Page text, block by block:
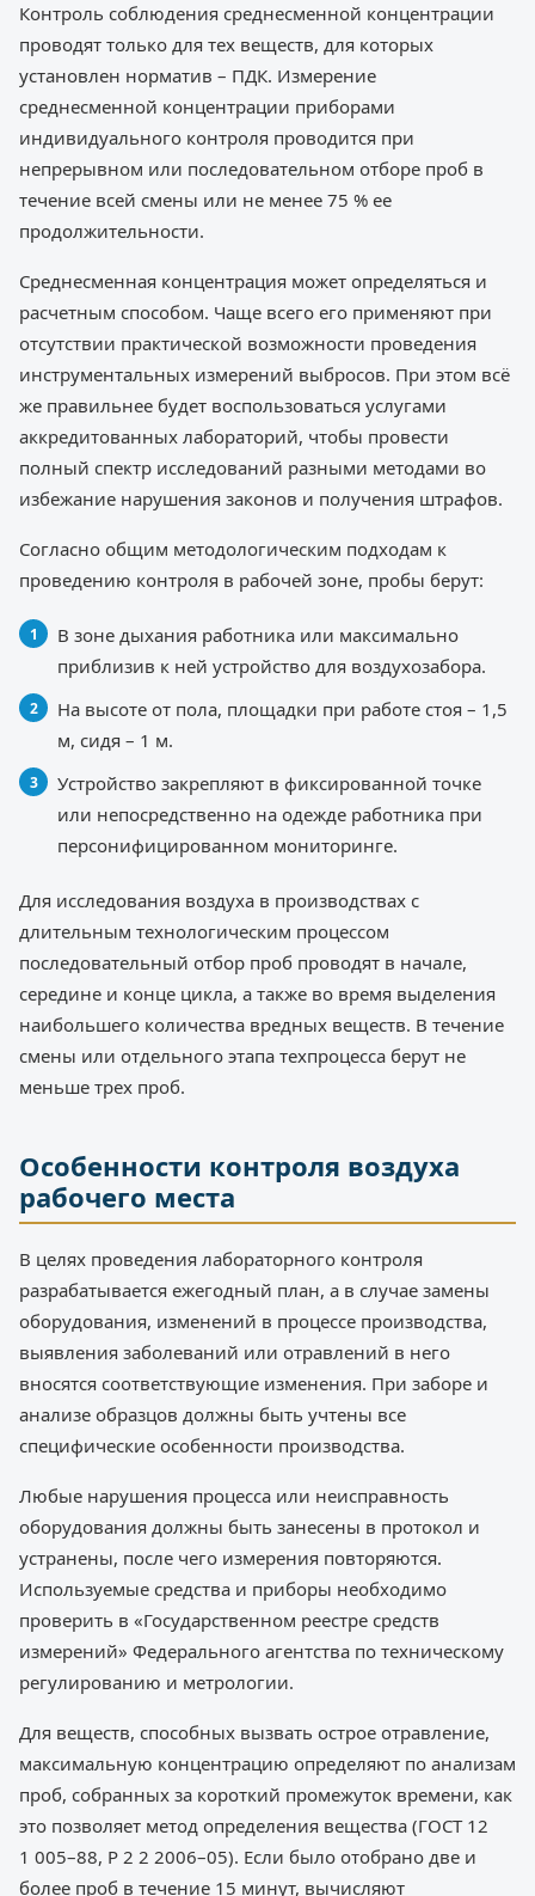
Контроль соблюдения среднесменной концентрации
проводят только для тех веществ, для которых
установлен норматив – ПДК. Измерение
среднесменной концентрации приборами
индивидуального контроля проводится при
непрерывном или последовательном отборе проб в
течение всей смены или не менее 75 % ее
продолжительности.
Среднесменная концентрация может определяться и
расчетным способом. Чаще всего его применяют при
отсутствии практической возможности проведения
инструментальных измерений выбросов. При этом всё
же правильнее будет воспользоваться услугами
аккредитованных лабораторий, чтобы провести
полный спектр исследований разными методами во
избежание нарушения законов и получения штрафов.
Согласно общим методологическим подходам к
проведению контроля в рабочей зоне, пробы берут:
В зоне дыхания работника или максимально
приблизив к ней устройство для воздухозабора.
На высоте от пола, площадки при работе стоя – 1,5
м, сидя – 1 м.
Устройство закрепляют в фиксированной точке
или непосредственно на одежде работника при
персонифицированном мониторинге.
Для исследования воздуха в производствах с
длительным технологическим процессом
последовательный отбор проб проводят в начале,
середине и конце цикла, а также во время выделения
наибольшего количества вредных веществ. В течение
смены или отдельного этапа техпроцесса берут не
меньше трех проб.
Особенности контроля воздуха
рабочего места
В целях проведения лабораторного контроля
разрабатывается ежегодный план, а в случае замены
оборудования, изменений в процессе производства,
выявления заболеваний или отравлений в него
вносятся соответствующие изменения. При заборе и
анализе образцов должны быть учтены все
специфические особенности производства.
Любые нарушения процесса или неисправность
оборудования должны быть занесены в протокол и
устранены, после чего измерения повторяются.
Используемые средства и приборы необходимо
проверить в «Государственном реестре средств
измерений» Федерального агентства по техническому
регулированию и метрологии.
Для веществ, способных вызвать острое отравление,
максимальную концентрацию определяют по анализам
проб, собранных за короткий промежуток времени, как
это позволяет метод определения вещества (ГОСТ 12
1 005–88, Р 2 2 2006–05). Если было отобрано две и
более проб в течение 15 минут, вычисляют